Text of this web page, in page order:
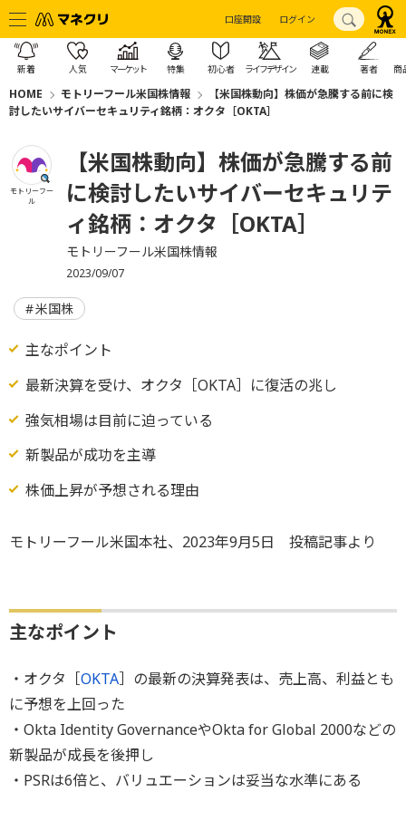
口座開設 ログイン
新着 人気 マーケット 特集 初心者 ライフデザイン 連載 著者 商
HOME モトリーフール米国株情報
【米国株動向】株価が急騰する前に検
討したいサイバーセキュリティ銘柄：オクタ［OKTA］
モトリーフー
ル
【米国株動向】株価が急騰する前
に検討したいサイバーセキュリテ
ィ銘柄：オクタ［OKTA］
モトリーフール米国株情報
2023/09/07
米国株
主なポイント
最新決算を受け、オクタ［OKTA］に復活の兆し
強気相場は目前に迫っている
新製品が成功を主導
株価上昇が予想される理由
モトリーフール米国本社、2023年9月5日 投稿記事より
主なポイント
・オクタ［OKTA］の最新の決算発表は、売上高、利益とも
に予想を上回った
・Okta Identity GovernanceやOkta for Global 2000などの
新製品が成長を後押し
・PSRは6倍と、バリュエーションは妥当な水準にある